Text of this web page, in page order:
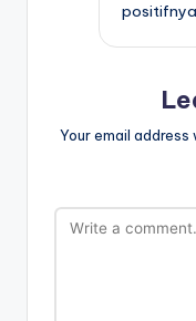
Your email address